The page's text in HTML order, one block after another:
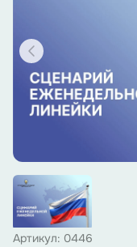
Артикул: 0446